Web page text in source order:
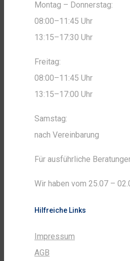
Montag – Donnerstag:
08:00–11:45 Uhr
13:15–17:30 Uhr
Freitag:
08:00–11:45 Uhr
13:15–17:00 Uhr
Samstag:
nach Vereinbarung
Für ausführliche
Wir haben vom 25.07 –
Hilfreiche Links
Impressum
AGB